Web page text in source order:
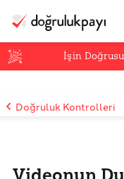
İşin
Doğruluk Kontrolleri
Videonun